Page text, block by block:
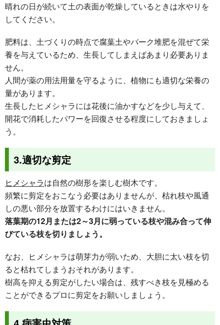
晴れの日が続いて土の表面が乾燥しているときは水やりを
してください。
肥料は、土づくりの時点で腐葉土やバーク堆肥を混ぜて栄
養を与えているため、生長してしまえばあまり必要ありま
せん。
人間が薬の用法用量を守るように、植物にも適切な栄養の
量があります。
生長したヒメシャラには花後に油かすなどを少し与えて、
開花で消耗したパワーを回復させる程度にしておきましょ
う。
3.適切な剪定
ヒメシャラは自然の樹形を楽しむ樹木です。
頻繁に剪定をおこなう必要はありませんが、枯れ枝や風通
しの悪い部分を放置するわけにはいきません。
落葉期の12月または2～3月に弱っている枝や混み合って伸
びている枝を切りましょう。
なお、ヒメシャラは萌芽力が弱いため、大胆に太い枝を切
ると枯れてしまうおそれがあります。
樹高を抑える剪定がしたい場合は、残すべき枝を見極める
ことができるプロに剪定をお願いしましょう。